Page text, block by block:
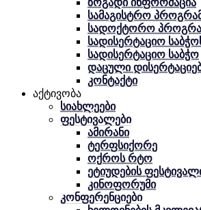
ზოგადი ინფორმაცია
სამაგისტრო
სადოქტორო
სადისერტაციო
სადისერტაციო საბჭო
დაცული
კონტაქტი
აქტივობა
სიახლეები
ფესტივალები
ამირანი
ტერფსიქორე
ოქროს რტო
ეტიუდების
კინოფორუმი
კონფერენციები